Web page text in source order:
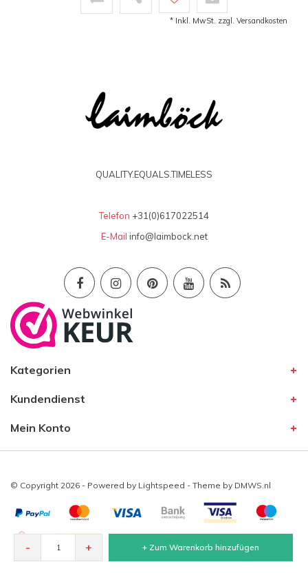
- + + Zum Warenkorb hinzufügen
* Inkl. MwSt. zzgl. Versandkosten
QUALITY.EQUALS.TIMELESS
Telefon +31(0)617022514
E-Mail info@laimbock.net
Kategorien
Kundendienst
Mein Konto
© Copyright 2026 - Powered by Lightspeed - Theme by DMWS.nl